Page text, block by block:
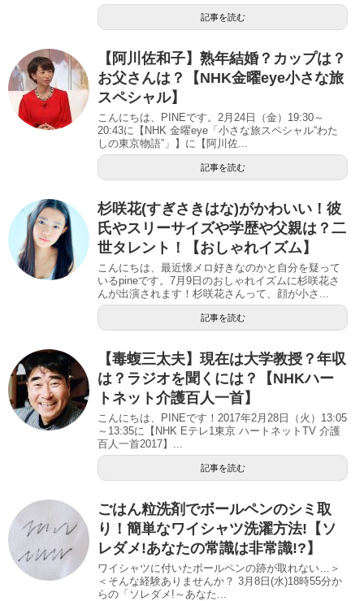
記事を読む
【阿川佐和子】熟年結婚？カップは？
お父さんは？【NHK金曜eye小さな旅
スペシャル】
こんにちは、PINEです。2月24日（金）19:30～
20:43に【NHK 金曜eye「小さな旅スペシャル“わた
しの東京物語”」】に【阿川佐...
記事を読む
杉咲花(すぎさきはな)がかわいい！彼
氏やスリーサイズや学歴や父親は？二
世タレント！【おしゃれイズム】
こんにちは、最近懐メロ好きなのかと自分を疑って
いるpineです。7月9日のおしゃれイズムに杉咲花さ
んが出演されます！杉咲花さんって、顔が小さ...
記事を読む
【毒蝮三太夫】現在は大学教授？年収
は？ラジオを聞くには？【NHKハー
トネット介護百人一首】
こんにちは、PINEです！2017年2月28日（火）13:05
～13:35に【NHK Eテレ1東京 ハートネットTV 介護
百人一首2017】...
記事を読む
ごはん粒洗剤でボールペンのシミ取
り！簡単なワイシャツ洗濯方法!【ソ
レダメ!あなたの常識は非常識!?】
ワイシャツに付いたボールペンの跡が取れない…＞
＜そんな経験ありませんか？ 3月8日(水)18時55分か
らの「ソレダメ!～あなた...